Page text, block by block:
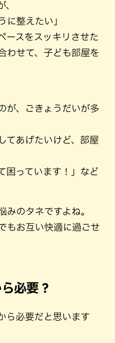
、
に整えたい」
ースをスッキリさせた
わせて、子ども部屋を
が、ごきょうだいが多
てあげたいけど、部屋
困っています！」など
みのタネですよね。
もお互い快適に過ごせ
必要？
ら必要だと思います